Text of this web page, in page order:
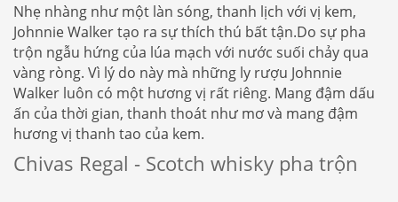
Nhẹ nhàng như một làn sóng, thanh lịch với vị kem,
Johnnie Walker tạo ra sự thích thú bất tận.Do sự pha
trộn ngẫu hứng của lúa mạch với nước suối chảy qua
vàng ròng. Vì lý do này mà những ly rượu Johnnie
Walker luôn có một hương vị rất riêng. Mang đậm dấu
ấn của thời gian, thanh thoát như mơ và mang đậm
hương vị thanh tao của kem.
Chivas Regal - Scotch whisky pha trộn